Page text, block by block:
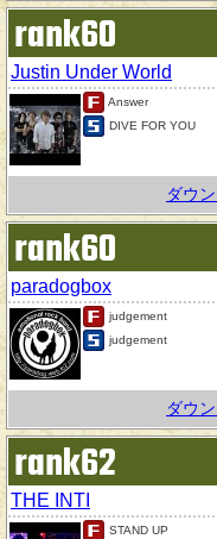
rank60
Justin Under World
Answer
DIVE FOR YOU
ダウ
rank60
paradogbox
judgement
judgement
ダウ
rank62
THE INTI
STAND UP